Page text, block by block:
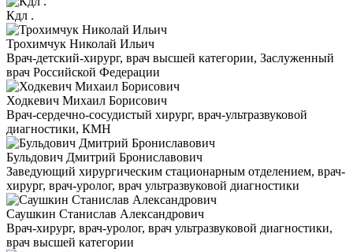
Кдл .
Трохимчук Николай Ильич
Врач-детский-хирург, врач высшей категории, Заслуженный
врач Российской Федерации
Ходкевич Михаил Борисович
Врач-сердечно-сосудистый хирург, врач-ультразвуковой
диагностики, КМН
Бульдович Дмитрий Брониславович
Заведующий хирургическим стационарным отделением, врач-
хирург, врач-уролог, врач ультразвуковой диагностики
Саушкин Станислав Александрович
Врач-хирург, врач-уролог, врач ультразвуковой диагностики,
врач высшей категории